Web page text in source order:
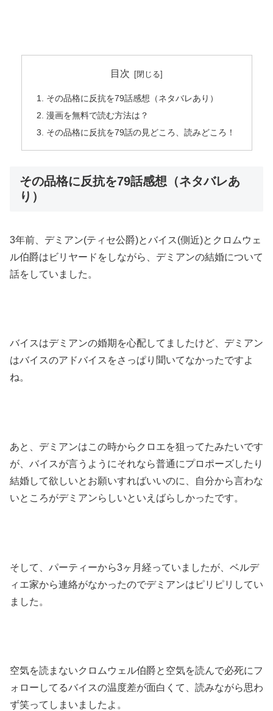
目次
その品格に反抗を79話感想（ネタバレあり）
漫画を無料で読む方法は？
その品格に反抗を79話の見どころ、読みどころ！
その品格に反抗を79話感想（ネタバレあ
り）
3年前、デミアン(ティセ公爵)とバイス(側近)とクロムウェ
ル伯爵はビリヤードをしながら、デミアンの結婚について
話をしていました。
バイスはデミアンの婚期を心配してましたけど、デミアン
はバイスのアドバイスをさっぱり聞いてなかったですよ
ね。
あと、デミアンはこの時からクロエを狙ってたみたいです
が、バイスが言うようにそれなら普通にプロポーズしたり
結婚して欲しいとお願いすればいいのに、自分から言わな
いところがデミアンらしいといえばらしかったです。
そして、パーティーから3ヶ月経っていましたが、ベルデ
ィエ家から連絡がなかったのでデミアンはピリピリしてい
ました。
空気を読まないクロムウェル伯爵と空気を読んで必死にフ
ォローしてるバイスの温度差が面白くて、読みながら思わ
ず笑ってしまいましたよ。